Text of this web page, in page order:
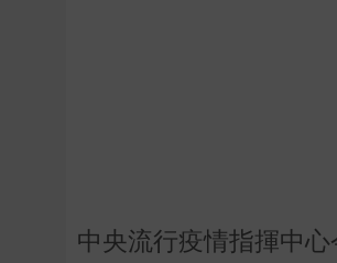
中央流行疫情指揮中